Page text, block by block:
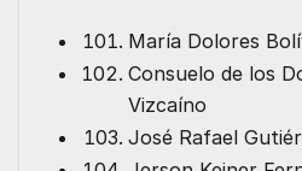
María Dolores
Consuelo de los
Vizcaíno
José Rafael